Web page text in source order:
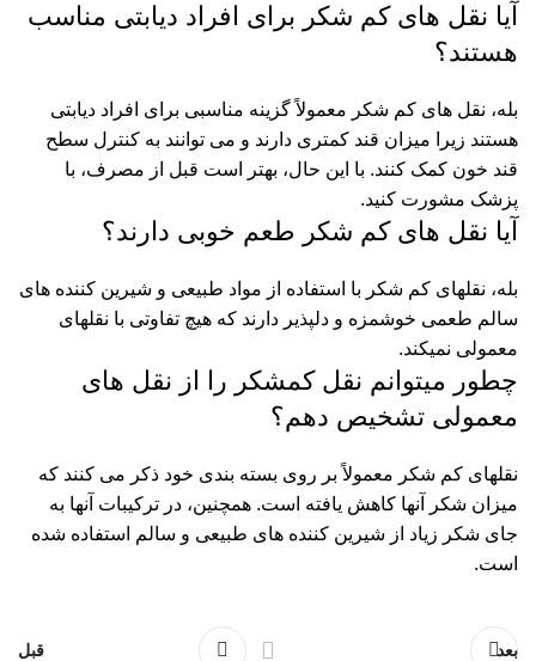
آیا نقل های کم شکر برای افراد دیابتی مناسب
هستند؟
بله، نقل های کم شکر معمولاً گزینه مناسبی برای افراد دیابتی
هستند زیرا میزان قند کمتری دارند و می توانند به کنترل سطح
قند خون کمک کنند. با این حال، بهتر است قبل از مصرف، با
پزشک مشورت کنید.
آیا نقل های کم شکر طعم خوبی دارند؟
بله، نقلهای کم شکر با استفاده از مواد طبیعی و شیرین کننده های
سالم طعمی خوشمزه و دلپذیر دارند که هیچ تفاوتی با نقلهای
معمولی نمیکند.
چطور میتوانم نقل کمشکر را از نقل های
معمولی تشخیص دهم؟
نقلهای کم شکر معمولاً بر روی بسته بندی خود ذکر می کنند که
میزان شکر آنها کاهش یافته است. همچنین، در ترکیبات آنها به
جای شکر زیاد از شیرین کننده های طبیعی و سالم استفاده شده
است.
بعد قبل